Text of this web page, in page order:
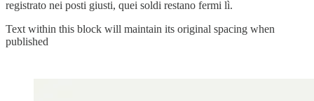
registrato nei posti giusti, quei soldi restano fermi lì.
Text within this block will maintain its original spacing when
published